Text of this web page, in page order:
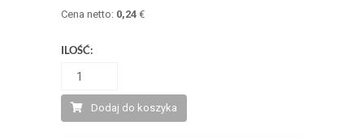
Cena netto: 0,24€
ILOŚĆ:
Dodaj do koszyka